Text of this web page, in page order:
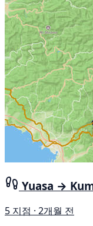
Yuasa →
5 지점 · 2개월 전